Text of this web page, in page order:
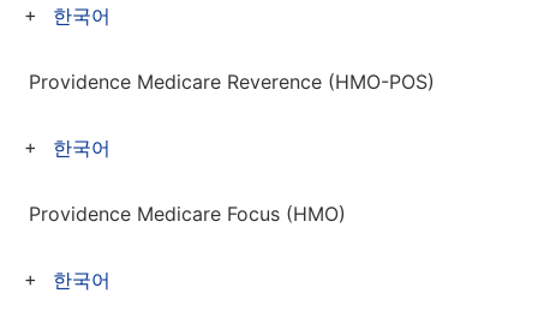
한국어
Providence Medicare Reverence (HMO-POS)
한국어
Providence Medicare Focus (HMO)
한국어